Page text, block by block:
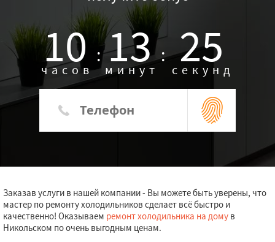
10 :
часов 13 :
минут 25
секунд
Заказав услуги в нашей компании - Вы можете быть уверены, что
мастер по ремонту холодильников сделает всё быстро и
качественно! Оказываем ремонт холодильника на дому в
Никольском по очень выгодным ценам.